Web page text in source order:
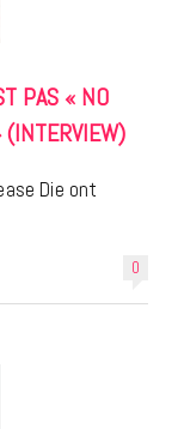
PAS « NO
Die ont
0